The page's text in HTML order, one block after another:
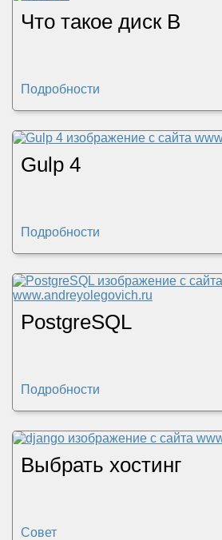
Что такое диск B
Подробности
Gulp 4
Подробности
PostgreSQL
Подробности
Выбрать хостинг
Совет